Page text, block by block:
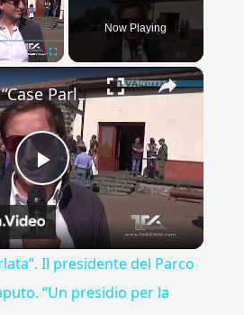
Fullscreen
Now Playing
×
Play
Video
Adrano. “Case Parlata”. Il presidente del Parco dell’Etna, Carlo Caputo. “Un presidio per la tutela
Il presidente del Parco
“Un presidio per la